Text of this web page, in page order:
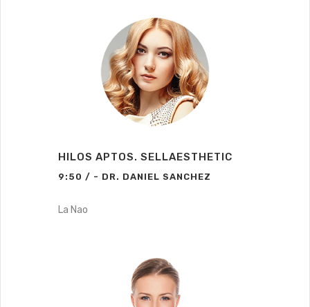
HILOS APTOS. SELLAESTHETIC
9:50 / - DR. DANIEL SANCHEZ
La Nao